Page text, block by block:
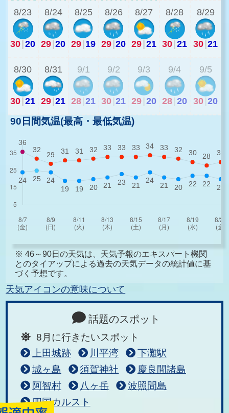
8/23
30 20
8/24
29 20
8/25
29 19
8/26
29 20
8/27
29 21
8/28
30 21
8/29
30 21
8/30
30 21
8/31
29 21
9/1
28 21
9/2
30 21
9/3
29 20
9/4
28 20
9/5
30 20
90日間気温(最高・最低気温)
※ 46～90日の天気は、天気予報のエキスパート機関
とのタイアップによる過去の天気データの統計値に基
づく予想です。
天気アイコンの意味について
話題のスポット
8月に行きたいスポット
上田城跡
川平湾
下灘駅
城ヶ島
須賀神社
慶良間諸島
阿智村
八ヶ岳
波照間島
四国カルスト